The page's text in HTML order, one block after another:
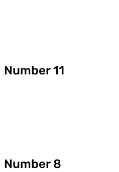
Number 11
Number 8